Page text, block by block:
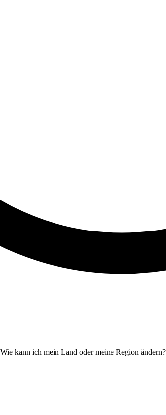
Wie kann ich mein Land oder meine Region ändern?